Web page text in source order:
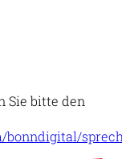
Sie bitte den
bonndigital/